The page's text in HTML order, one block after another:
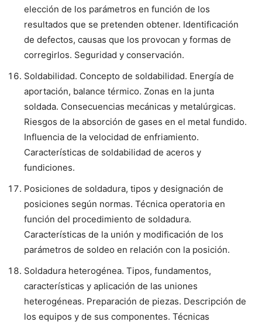
elección de los parámetros en función de los
resultados que se pretenden obtener. Identificación
de defectos, causas que los provocan y formas de
corregirlos. Seguridad y conservación.
Soldabilidad. Concepto de soldabilidad. Energía de
aportación, balance térmico. Zonas en la junta
soldada. Consecuencias mecánicas y metalúrgicas.
Riesgos de la absorción de gases en el metal fundido.
Influencia de la velocidad de enfriamiento.
Características de soldabilidad de aceros y
fundiciones.
Posiciones de soldadura, tipos y designación de
posiciones según normas. Técnica operatoria en
función del procedimiento de soldadura.
Características de la unión y modificación de los
parámetros de soldeo en relación con la posición.
Soldadura heterogénea. Tipos, fundamentos,
características y aplicación de las uniones
heterogéneas. Preparación de piezas. Descripción de
los equipos y de sus componentes. Técnicas